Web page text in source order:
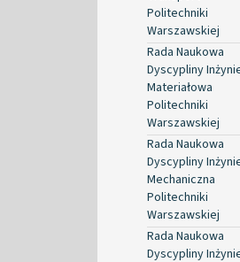
Politechniki
Warszawskiej
Rada Naukowa
Dyscypliny
Materiałowa
Politechniki
Warszawskiej
Rada Naukowa
Dyscypliny
Mechaniczna
Politechniki
Warszawskiej
Rada Naukowa
Dyscypliny